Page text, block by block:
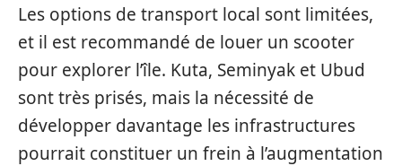
Les options de transport local sont limitées,
et il est recommandé de louer un scooter
pour explorer l’île. Kuta, Seminyak et Ubud
sont très prisés, mais la nécessité de
développer davantage les infrastructures
pourrait constituer un frein à l’augmentation